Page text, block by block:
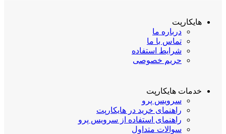
هایکارپت
درباره ما
تماس با ما
شرایط استفاده
حریم خصوصی
خدمات هایکارپت
سرویس پرو
راهنمای خرید در هایکارپت
راهنمای استفاده از سرویس پرو
سوالات متداول